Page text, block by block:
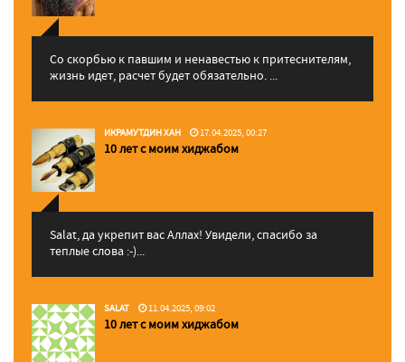
Со скорбью к павшим и ненавестью к притеснителям,
жизнь идет, расчет будет обязательно. ...
ИКРАМУТДИН ХАН 17.04.2025, 00:27
10 лет с моим хиджабом
Salat, да укрепит вас Аллаx! Увидели, спасибо за
теплые слова :-)...
SALAT 11.04.2025, 09:02
10 лет с моим хиджабом